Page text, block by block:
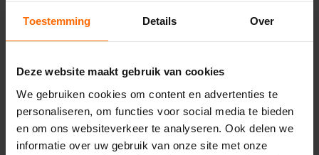
Toestemming Details Over
Deze website maakt gebruik van cookies
We gebruiken cookies om content en advertenties te
personaliseren, om functies voor social media te bieden
en om ons websiteverkeer te analyseren. Ook delen we
informatie over uw gebruik van onze site met onze
Concordia
8331 LA Steenwijk
steenwijk@skodora.nl
Selecteren als mijn vestiging